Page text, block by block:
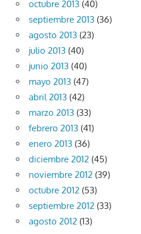
octubre 2013 (40)
septiembre 2013 (36)
agosto 2013 (23)
julio 2013 (40)
junio 2013 (40)
mayo 2013 (47)
abril 2013 (42)
marzo 2013 (33)
febrero 2013 (41)
enero 2013 (36)
diciembre 2012 (45)
noviembre 2012 (39)
octubre 2012 (53)
septiembre 2012 (33)
agosto 2012 (13)